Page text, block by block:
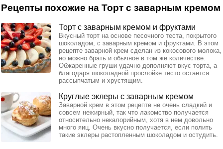
Рецепты похожие на Торт с заварным кремом
Торт с заварным кремом и фруктами
Вкусный торт на основе песочного теста, покрытого
шоколадом, с заварным кремом и фруктами. В этом
рецепте заварной крем сделан из кокосового молока,
но можно брать и обычное в том же количестве.
Обжаренные груши удачно дополняют вкус торта, а
благодаря шоколадной прослойке тесто остается
рассыпчатым и хрустящим.
Круглые эклеры с заварным кремом
Заварной крем в этом рецепте не очень сладкий и
совсем нежирный, так что лакомство получается
относительно некалорийным, хотя в нем довольно
много яиц. Очень вкусно получается, если полить
такие эклеры растопленным шоколадом и остудить.